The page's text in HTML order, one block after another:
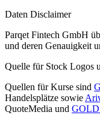
Daten Disclaimer
Parqet Fintech GmbH
und deren Genauigkeit
Quelle für Stock Logos
Quellen für Kurse sind
Handelsplätze sowie
QuoteMedia und